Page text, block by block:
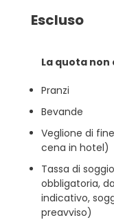
Escluso
La quota
Pranzi
Bevande
Veglione di
cena in hotel)
Tassa di
obbligatoria,
indicativo,
preavviso)